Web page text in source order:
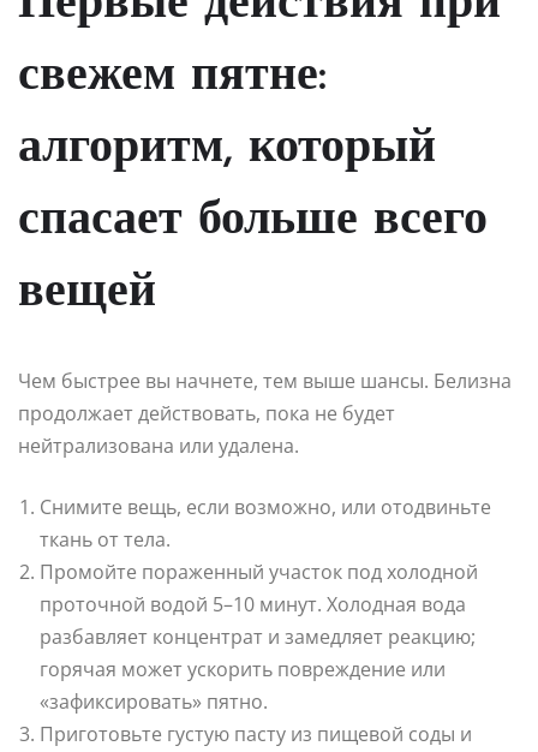
свежем пятне:
алгоритм, который
спасает больше всего
вещей
Чем быстрее вы начнете, тем выше шансы. Белизна
продолжает действовать, пока не будет
нейтрализована или удалена.
Снимите вещь, если возможно, или отодвиньте
ткань от тела.
Промойте пораженный участок под холодной
проточной водой 5–10 минут. Холодная вода
разбавляет концентрат и замедляет реакцию;
горячая может ускорить повреждение или
«зафиксировать» пятно.
Приготовьте густую пасту из пищевой соды и